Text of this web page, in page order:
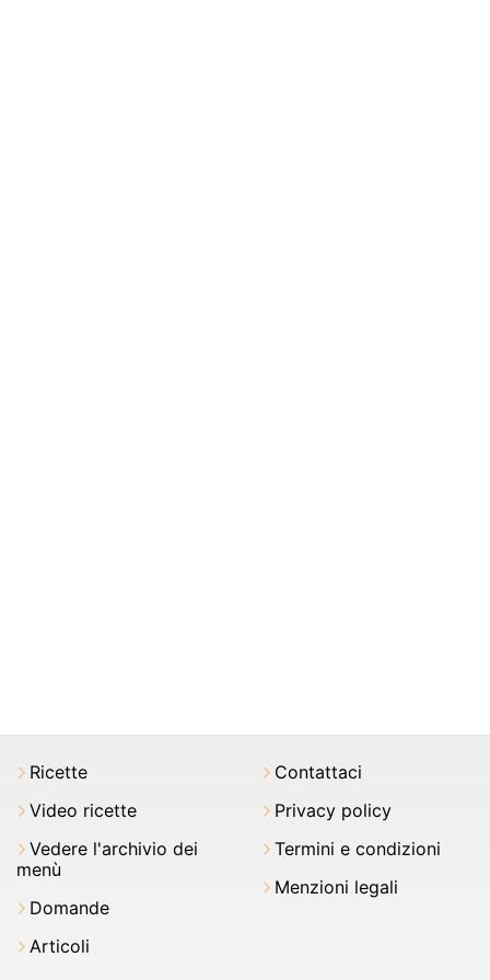
Ricette
Video ricette
Vedere l'archivio dei
menù
Domande
Articoli
Contattaci
Privacy policy
Termini e condizioni
Menzioni legali